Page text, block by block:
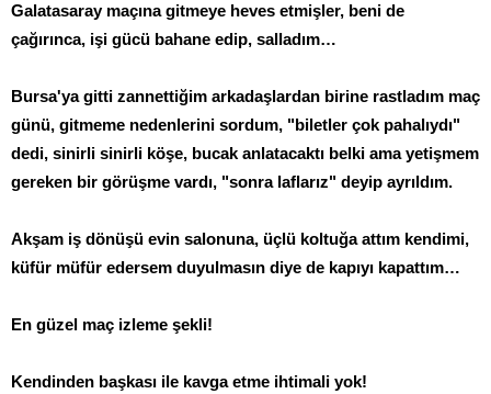
Galatasaray maçına gitmeye heves etmişler, beni de
çağırınca, işi gücü bahane edip, salladım…
Bursa'ya gitti zannettiğim arkadaşlardan birine rastladım maç
günü, gitmeme nedenlerini sordum, "biletler çok pahalıydı"
dedi, sinirli sinirli köşe, bucak anlatacaktı belki ama yetişmem
gereken bir görüşme vardı, "sonra laflarız" deyip ayrıldım.
Akşam iş dönüşü evin salonuna, üçlü koltuğa attım kendimi,
küfür müfür edersem duyulmasın diye de kapıyı kapattım…
En güzel maç izleme şekli!
Kendinden başkası ile kavga etme ihtimali yok!